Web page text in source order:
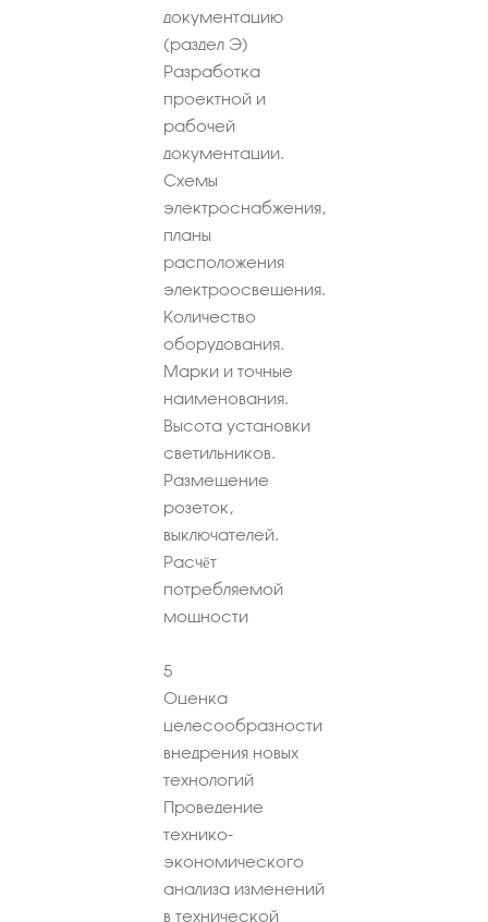
документацию
(раздел Э)
Разработка
проектной и
рабочей
документации.
Схемы
электроснабжения,
планы
расположения
электроосвещения.
Количество
оборудования.
Марки и точные
наименования.
Высота установки
светильников.
Размещение
розеток,
выключателей.
Расчёт
потребляемой
мощности
5
Оценка
целесообразности
внедрения новых
технологий
Проведение
технико-
экономического
анализа изменений
в технической